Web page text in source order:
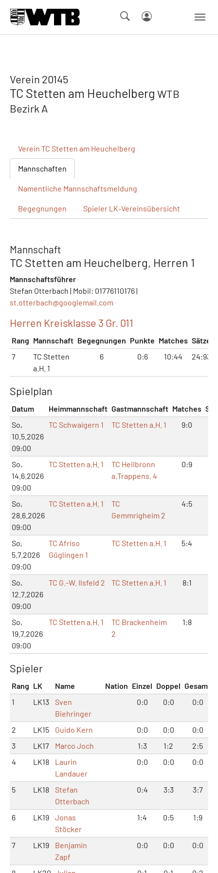
Verein 20145
TC Stetten am Heuchelberg WTB
Bezirk A
Verein TC Stetten am Heuchelberg
Mannschaften
Namentliche Mannschaftsmeldung
Begegnungen Spieler LK-Vereinsübersicht
Mannschaft
TC Stetten am Heuchelberg, Herren 1
Mannschaftsführer
Stefan Otterbach | Mobil: 01776110176 |
st.otterbach@googlemail.com
Herren Kreisklasse 3 Gr. 011
Rang Mannschaft Begegnungen Punkte Matches Sätze
7
TC Stetten
a.H. 1
6 0:6 10:44 24:93
Spielplan
Datum Heimmannschaft Gastmannschaft Matches
So,
10.5.2026
09:00
TC Schwaigern 1 TC Stetten a.H. 1 9:0
So,
14.6.2026
09:00
TC Stetten a.H. 1
TC Heilbronn
a.Trappens. 4
0:9
So,
28.6.2026
09:00
TC Stetten a.H. 1
TC
Gemmrigheim 2
4:5
So,
5.7.2026
09:00
TC Afriso
Güglingen 1
TC Stetten a.H. 1 5:4
So,
12.7.2026
09:00
TC G.-W. Ilsfeld 2 TC Stetten a.H. 1 8:1
So,
19.7.2026
09:00
TC Stetten a.H. 1
TC Brackenheim
2
1:8
Spieler
Rang LK Name Nation Einzel Doppel Gesamt
1
LK13
Sven
Biehringer
0:0 0:0 0:0
2 LK15 Guido Kern 0:0 0:0
0:0
3
LK17 Marco Joch 1:3 1:2
2:5
4
LK18
Laurin
Landauer
0:0 0:0 0:0
5 LK18
Stefan
Otterbach
0:4 3:3 3:7
6 LK19
Jonas
Stöcker
1:4 0:5 1:9
7 LK19
Benjamin
Zapf
0:0 0:0 0:0